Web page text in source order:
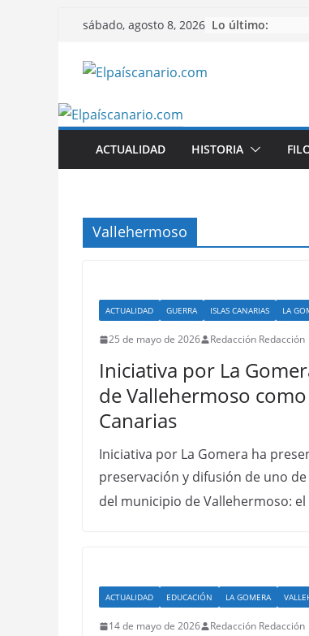
Saltar
contenido
sábado, agosto 8, 2026 Lo último:
ACTUALIDAD HISTORIA
Vallehermoso
ACTUALIDAD GUERRA ISLAS CANARIAS LA
25 de mayo de 2026 Redacción Redacción
Iniciativa por La
de Vallehermoso
Canarias
Iniciativa por La Gomera ha
preservación y difusión de uno
del municipio de Vallehermoso:
ACTUALIDAD EDUCACIÓN LA GOMERA
14 de mayo de 2026 Redacción Redacción